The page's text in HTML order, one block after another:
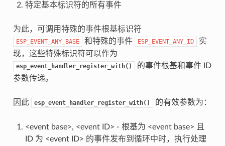
特定基本标识符的所有事件
为此，可调用特殊的事件根基标识符
ESP_EVENT_ANY_BASE 和特殊的事件 ESP_EVENT_ANY_ID
实
现，这些特殊标识符可以作为
esp_event_handler_register_with()
的事件根基和事件 ID
参数传递。
因此 esp_event_handler_register_with() 的有效参数为：
<event base>, <event ID> - 根基为 <event base> 且
ID 为 <event ID> 的事件发布到循环中时，执行处理